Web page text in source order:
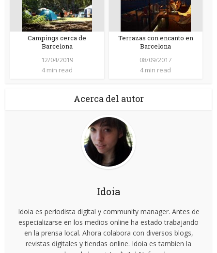
Campings cerca de
Barcelona
12/04/2019
4 min read
Terrazas con encanto en
Barcelona
08/09/2017
4 min read
Acerca del autor
Idoia
Idoia es periodista digital y community manager. Antes de
especializarse en los medios online ha estado trabajando
en la prensa local. Ahora colabora con diversos blogs,
revistas digitales y tiendas online. Idoia es tambien la